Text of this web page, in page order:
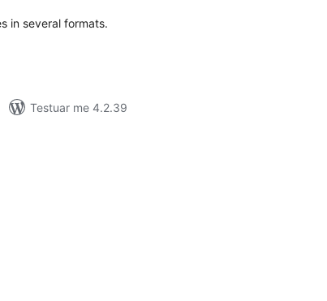
in several formats.
Testuar me 4.2.39